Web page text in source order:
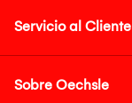
Servicio al Cliente
Sobre Oechsle